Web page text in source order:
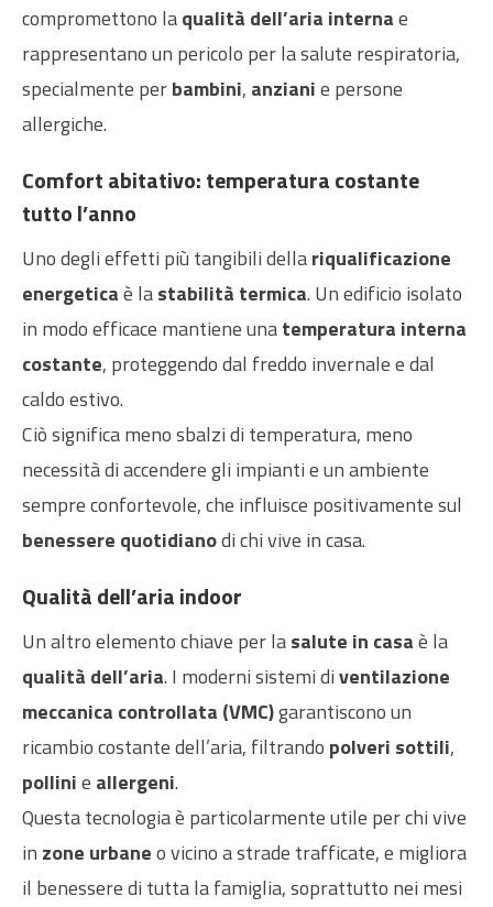
compromettono laqualità dell’aria internae
rappresentano un pericolo per la salute respiratoria,
specialmente perbambini, anzianie persone
allergiche.
Comfort abitativo: temperatura costante
tutto l’anno
Uno degli effetti più tangibili dellariqualificazione
energeticaè lastabilità termica. Un edificio isolato
in modo efficace mantiene unatemperatura interna
costante, proteggendo dal freddo invernale e dal
caldo estivo.
Ciò significa meno sbalzi di temperatura, meno
necessità di accendere gli impianti e un ambiente
sempre confortevole, che influisce positivamente sul
benessere quotidianodi chi vive in casa.
Qualità dell’aria indoor
Un altro elemento chiave per lasalute in casaè la
qualità dell’aria. I moderni sistemi diventilazione
meccanica controllata (VMC)garantiscono un
ricambio costante dell’aria, filtrando polveri sottili,
pollinie allergeni.
Questa tecnologia è particolarmente utile per chi vive
in zone urbaneo vicino a strade trafficate, e migliora
il benessere di tutta la famiglia, soprattutto nei mesi